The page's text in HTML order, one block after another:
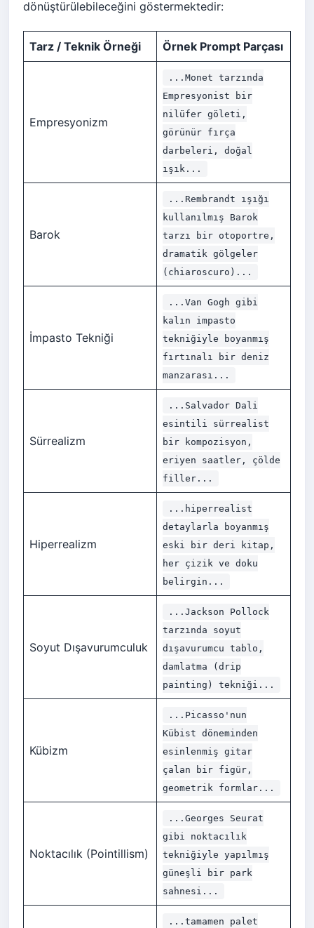
dönüştürülebileceğini göstermektedir:
Tarz / Teknik Örneği Örnek Prompt Parçası
Empresyonizm
...Monet tarzında
Empresyonist bir
nilüfer göleti,
görünür fırça
darbeleri, doğal
ışık...
Barok
...Rembrandt ışığı
kullanılmış Barok
tarzı bir otoportre,
dramatik gölgeler
(chiaroscuro)...
İmpasto Tekniği
...Van Gogh gibi
kalın impasto
tekniğiyle boyanmış
fırtınalı bir deniz
manzarası...
Sürrealizm
...Salvador Dali
esintili sürrealist
bir kompozisyon,
eriyen saatler, çölde
filler...
Hiperrealizm
...hiperrealist
detaylarla boyanmış
eski bir deri kitap,
her çizik ve doku
belirgin...
Soyut Dışavurumculuk
...Jackson Pollock
tarzında soyut
dışavurumcu tablo,
damlatma (drip
painting) tekniği...
Kübizm
...Picasso'nun
Kübist döneminden
esinlenmiş gitar
çalan bir figür,
geometrik formlar...
Noktacılık (Pointillism)
...Georges Seurat
gibi noktacılık
tekniğiyle yapılmış
güneşli bir park
sahnesi...
...tamamen palet